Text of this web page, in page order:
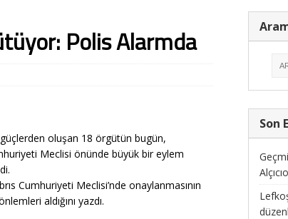
Polis Alarmda
oluşan 18 örgütün bugün,
Meclisi önünde büyük bir eylem
Cumhuriyeti Meclisi’nde onaylanmasının
aldığını yazdı.
Son